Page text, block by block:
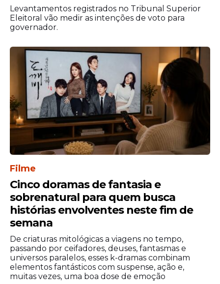
Levantamentos registrados no Tribunal Superior
Eleitoral vão medir as intenções de voto para
governador.
Filme
Cinco doramas de fantasia e
sobrenatural para quem busca
histórias envolventes neste fim de
semana
De criaturas mitológicas a viagens no tempo,
passando por ceifadores, deuses, fantasmas e
universos paralelos, esses k-dramas combinam
elementos fantásticos com suspense, ação e,
muitas vezes, uma boa dose de emoção